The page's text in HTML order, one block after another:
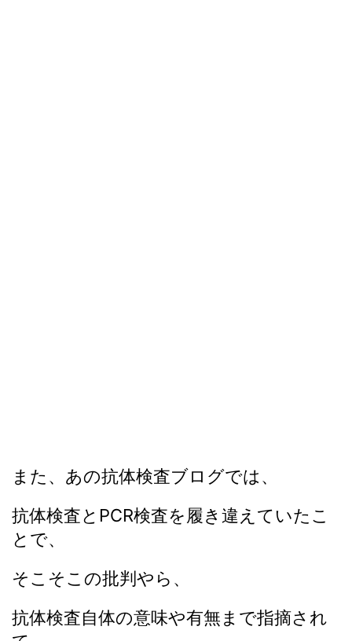
また、あの抗体検査ブログでは、
抗体検査とPCR検査を履き違えていたこ
とで、
そこそこの批判やら、
抗体検査自体の意味や有無まで指摘され